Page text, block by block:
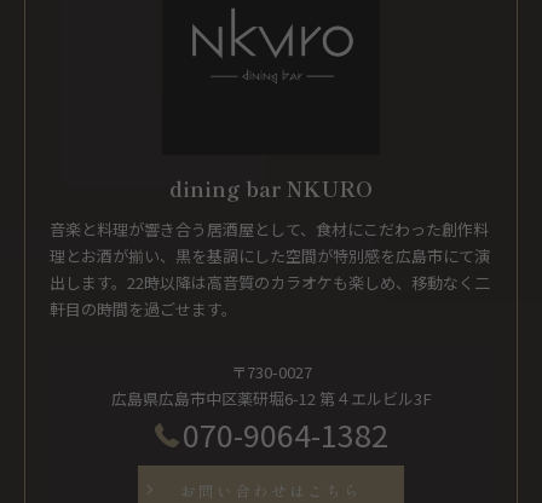
dining bar NKURO
音楽と料理が響き合う居酒屋として、食材にこだわった創作料
理とお酒が揃い、黒を基調にした空間が特別感を広島市にて演
出します。22時以降は高音質のカラオケも楽しめ、移動なく二
軒目の時間を過ごせます。
〒730-0027
広島県広島市中区薬研堀6-12 第４エルビル3F
070-9064-1382
お問い合わせはこちら